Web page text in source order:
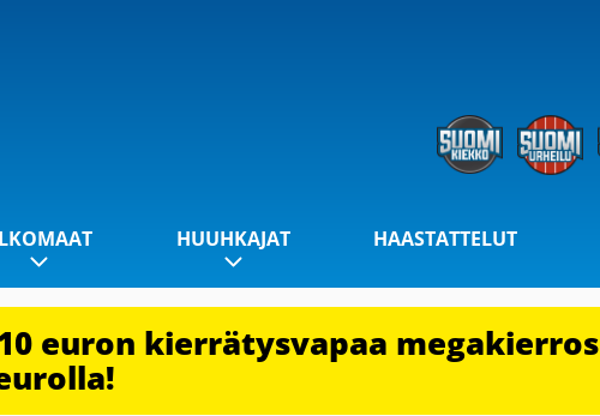
HUUHKAJAT HAASTATTELUT
euron kierrätysvapaa megakierros